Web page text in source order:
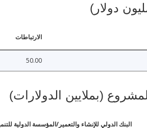
دولار)
الارتباطات
50.00
(بملايين الدولارات)
البنك الدولي للإنشاء والتعمير/المؤسسة الدولية